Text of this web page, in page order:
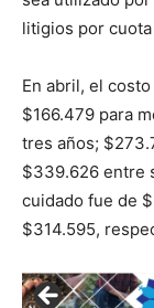
litigios por
En abril, el
$166.479 para
tres años;
$339.626 entre
cuidado fue de
$314.595,